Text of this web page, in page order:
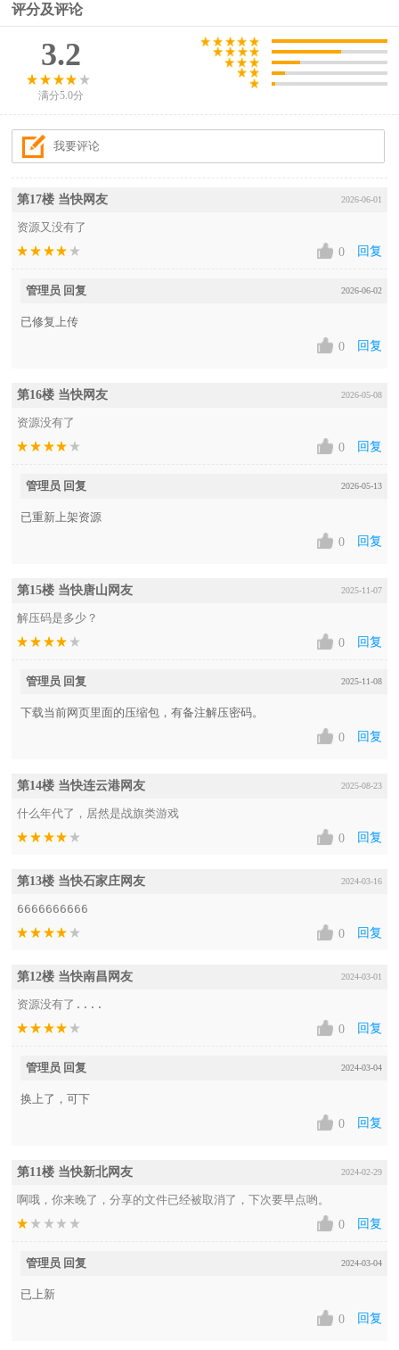
评分及评论
3.2
满分5.0分
第17楼 当快网友 2026-06-01
资源又没有了
0
回复
管理员 回复 2026-06-02
已修复上传
0
回复
第16楼 当快网友 2026-05-08
资源没有了
0
回复
管理员 回复 2026-05-13
已重新上架资源
0
回复
第15楼 当快唐山网友 2025-11-07
解压码是多少？
0
回复
管理员 回复 2025-11-08
下载当前网页里面的压缩包，有备注解压密码。
0
回复
第14楼 当快连云港网友 2025-08-23
什么年代了，居然是战旗类游戏
0
回复
第13楼 当快石家庄网友 2024-03-16
6666666666
0
回复
第12楼 当快南昌网友 2024-03-01
资源没有了....
0
回复
管理员 回复 2024-03-04
换上了，可下
0
回复
第11楼 当快新北网友 2024-02-29
啊哦，你来晚了，分享的文件已经被取消了，下次要早点哟。
0
回复
管理员 回复 2024-03-04
已上新
0
回复